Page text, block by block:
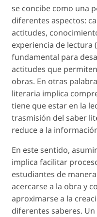
se concibe como una
diferentes aspectos:
actitudes,
experiencia de lectura
fundamental para
actitudes que
obras. En otras
literaria implica
tiene que estar en la
trasmisión del saber
reduce a la
En este sentido,
implica facilitar
estudiantes de
acercarse a la obra y
aproximarse a la
diferentes saberes.